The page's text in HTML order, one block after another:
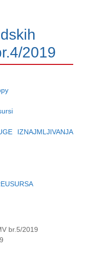
2019
IZNAJMLJIVANJA
br.5/2019